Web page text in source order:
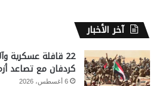
آخر الأخبار
22 قافلة عسكرية
كردفان مع تصاعد
6 أغسطس، 2026